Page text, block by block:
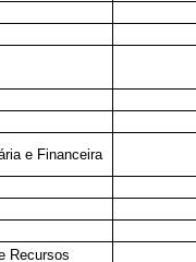
e Financeira
Recursos